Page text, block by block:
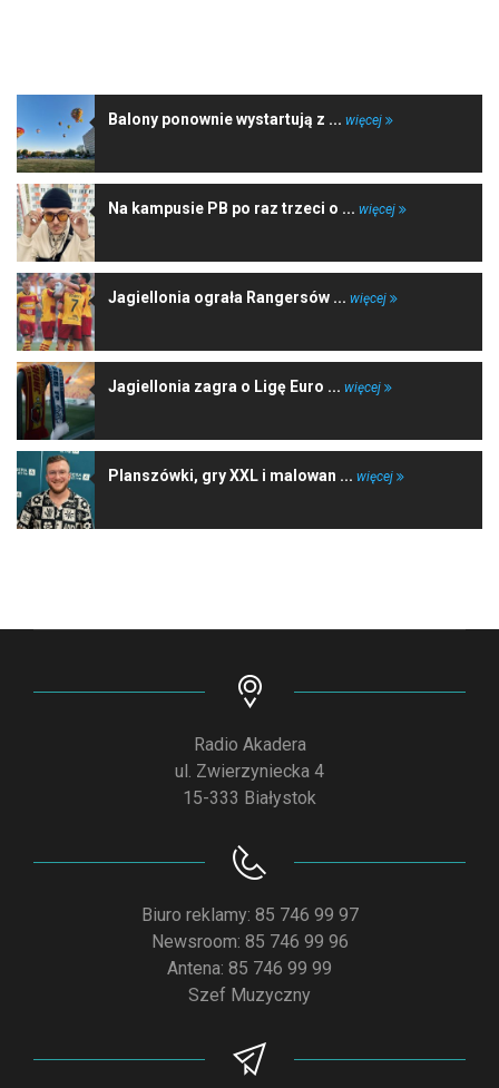
Balony ponownie wystartują z ... więcej
Na kampusie PB po raz trzeci o ... więcej
Jagiellonia ograła Rangersów ... więcej
Jagiellonia zagra o Ligę Euro ... więcej
Planszówki, gry XXL i malowan ... więcej
Radio Akadera
ul. Zwierzyniecka 4
15-333 Białystok
Biuro reklamy: 85 746 99 97
Newsroom: 85 746 99 96
Antena: 85 746 99 99
Szef Muzyczny